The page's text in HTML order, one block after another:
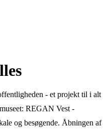
- et projekt til i alt
REGAN Vest -
og besøgende. Åbningen af